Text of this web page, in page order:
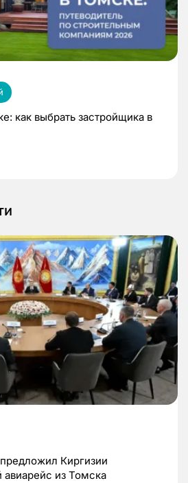
как выбрать застройщика в
Киргизии
авиарейс из Томска